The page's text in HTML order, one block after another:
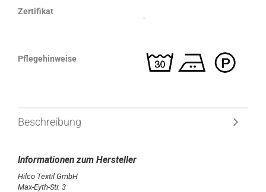
Zertifikat
-
Pflegehinweise
Beschreibung
Hilco Textil GmbH
Max-Eyth-Str. 3